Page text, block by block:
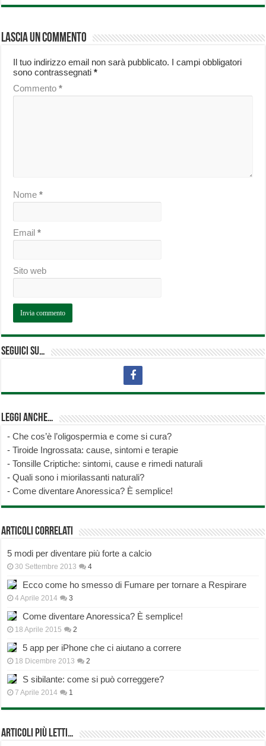
Lascia un commento
Il tuo indirizzo email non sarà pubblicato. I campi obbligatori
sono contrassegnati*
Commento*
Nome*
Email*
Sito web
Seguici su…
Leggi anche…
-Che cos’è l’oligospermia e come si cura?
-Tiroide Ingrossata: cause, sintomi e terapie
-Tonsille Criptiche: sintomi, cause e rimedi naturali
-Quali sono i miorilassanti naturali?
-Come diventare Anoressica? È semplice!
Articoli correlati
5 modi per diventare più forte a calcio
30 Settembre 2013 4
Ecco come ho smesso di Fumare per tornare a Respirare
4 Aprile 2014 3
Come diventare Anoressica? È semplice!
18 Aprile 2015 2
5 app per iPhone che ci aiutano a correre
18 Dicembre 2013 2
S sibilante: come si può correggere?
7 Aprile 2014 1
Articoli più Letti…